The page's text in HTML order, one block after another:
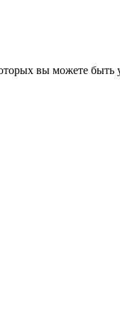
вы можете быть